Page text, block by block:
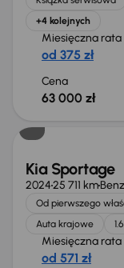
+4 kolejnych
Miesięczna rata
od 375 zł
Cena
63 000 zł
Taniej o 2 000 zł
Kia Sportage
202425 711 km
Od pierwszego
Auta krajowe
Miesięczna rata
od 571 zł